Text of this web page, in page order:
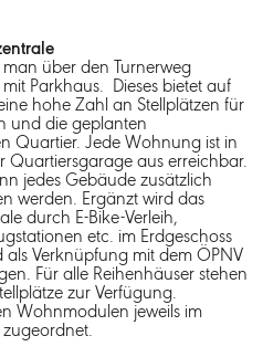
über den Turnerweg
Parkhaus. Dieses bietet auf
hohe Zahl an Stellplätzen für
und die geplanten
Quartier. Jede Wohnung ist in
Quartiersgarage aus erreichbar.
jedes Gebäude zusätzlich
werden. Ergänzt wird das
durch E-Bike-Verleih,
etc. im Erdgeschoss
Verknüpfung mit dem ÖPNV
Für alle Reihenhäuser stehen
zur Verfügung.
Wohnmodulen jeweils im